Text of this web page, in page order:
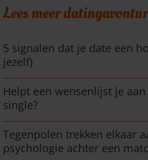
Lees meer
5 signalen dat je date een
jezelf)
Helpt een wensenlijst je
single?
Tegenpolen trekken elkaar
psychologie achter een